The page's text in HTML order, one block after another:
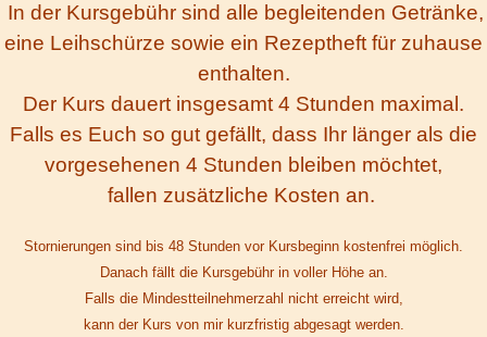
In der Kursgebühr sind alle begleitenden Getränke,
eine Leihschürze sowie ein Rezeptheft für zuhause
enthalten.
Der Kurs dauert insgesamt 4 Stunden maximal.
Falls es Euch so gut gefällt, dass Ihr länger als die
vorgesehenen 4 Stunden bleiben möchtet,
fallen zusätzliche Kosten an.
Stornierungen sind bis 48 Stunden vor Kursbeginn kostenfrei möglich.
Danach fällt die Kursgebühr in voller Höhe an.
Falls die Mindestteilnehmerzahl nicht erreicht wird,
kann der Kurs von mir kurzfristig abgesagt werden.